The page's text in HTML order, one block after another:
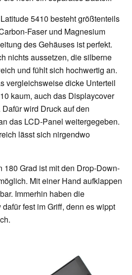
5410 besteht größtenteils
Faser und Magnesium
des Gehäuses ist perfekt.
nichts aussetzen, die silberne
und fühlt sich hochwertig an.
vergleichsweise dicke Unterteil
kaum, auch das Displaycover
wird Druck auf den
das LCD-Panel weitergegeben.
lässt sich nirgendwo
180 Grad ist mit den Drop-Down-
Mit einer Hand aufklappen
Immerhin haben die
fest im Griff, denn es wippt